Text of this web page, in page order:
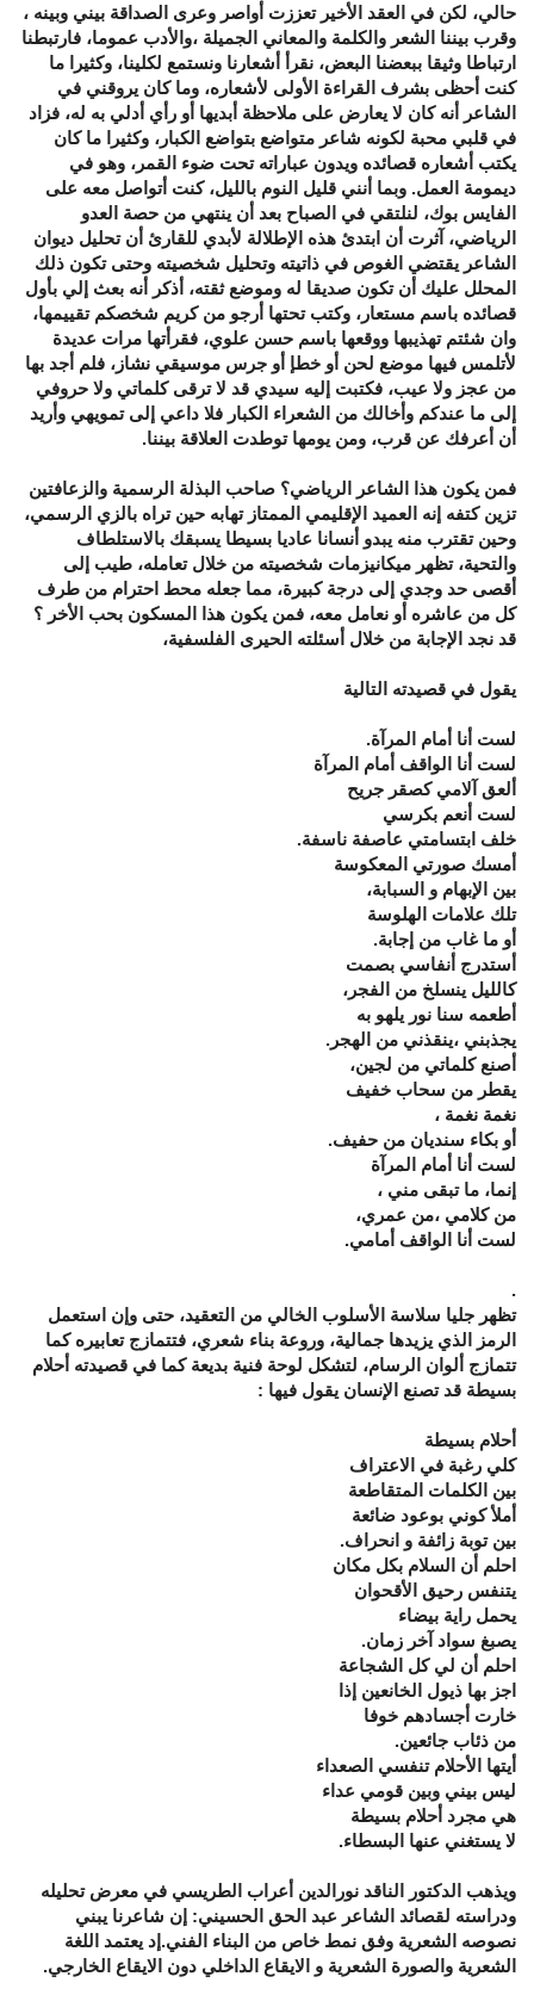
حالي، لكن في العقد الأخير تعززت أواصر وعرى الصداقة بيني وبينه ،
وقرب بيننا الشعر والكلمة والمعاني الجميلة ،والأدب عموما، فارتبطنا
ارتباطا وثيقا ببعضنا البعض، نقرأ أشعارنا ونستمع لكلينا، وكثيرا ما
كنت أحظى بشرف القراءة الأولى لأشعاره، وما كان يروقني في
الشاعر أنه كان لا يعارض على ملاحظة أبديها أو رأي أدلي به له، فزاد
في قلبي محبة لكونه شاعر متواضع بتواضع الكبار، وكثيرا ما كان
يكتب أشعاره قصائده ويدون عباراته تحت ضوء القمر، وهو في
ديمومة العمل. وبما أنني قليل النوم بالليل، كنت أتواصل معه على
الفايس بوك، لنلتقي في الصباح بعد أن ينتهي من حصة العدو
الرياضي، آثرت أن ابتدئ هذه الإطلالة لأبدي للقارئ أن تحليل ديوان
الشاعر يقتضي الغوص في ذاتيته وتحليل شخصيته وحتى تكون ذلك
المحلل عليك أن تكون صديقا له وموضع ثقته، أذكر أنه بعث إلي بأول
قصائده باسم مستعار، وكتب تحتها أرجو من كريم شخصكم تقييمها،
وان شئتم تهذيبها ووقعها باسم حسن علوي، فقرأتها مرات عديدة
لأتلمس فيها موضع لحن أو خطإ أو جرس موسيقي نشاز، فلم أجد بها
من عجز ولا عيب، فكتبت إليه سيدي قد لا ترقى كلماتي ولا حروفي
إلى ما عندكم وأخالك من الشعراء الكبار فلا داعي إلى تمويهي وأريد
أن أعرفك عن قرب، ومن يومها توطدت العلاقة بيننا.
فمن يكون هذا الشاعر الرياضي؟ صاحب البذلة الرسمية والزعافتين
تزين كتفه إنه العميد الإقليمي الممتاز تهابه حين تراه بالزي الرسمي،
وحين تقترب منه يبدو أنسانا عاديا بسيطا يسبقك بالاستلطاف
والتحية، تظهر ميكانيزمات شخصيته من خلال تعامله، طيب إلى
أقصى حد وجدي إلى درجة كبيرة، مما جعله محط احترام من طرف
كل من عاشره أو نعامل معه، فمن يكون هذا المسكون بحب الأخر ؟
قد نجد الإجابة من خلال أسئلته الحيرى الفلسفية،
يقول في قصيدته التالية
لست أنا أمام المرآة.
لست أنا الواقف أمام المرآة
ألعق آلامي كصقر جريح
لست أنعم بكرسي
خلف ابتسامتي عاصفة ناسفة.
أمسك صورتي المعكوسة
بين الإبهام و السبابة،
تلك علامات الهلوسة
أو ما غاب من إجابة.
أستدرج أنفاسي بصمت
كالليل ينسلخ من الفجر،
أطعمه سنا نور يلهو به
يجذبني ،ينقذني من الهجر.
أصنع كلماتي من لجين،
يقطر من سحاب خفيف
نغمة نغمة ،
أو بكاء سنديان من حفيف.
لست أنا أمام المرآة
إنما، ما تبقى مني ،
من كلامي ،من عمري،
لست أنا الواقف أمامي.
.
تظهر جليا سلاسة الأسلوب الخالي من التعقيد، حتى وإن استعمل
الرمز الذي يزيدها جمالية، وروعة بناء شعري، فتتمازج تعابيره كما
تتمازج ألوان الرسام، لتشكل لوحة فنية بديعة كما في قصيدته أحلام
بسيطة قد تصنع الإنسان يقول فيها :
أحلام بسيطة
كلي رغبة في الاعتراف
بين الكلمات المتقاطعة
أملأ كوني بوعود ضائعة
بين توبة زائفة و انحراف.
احلم أن السلام بكل مكان
يتنفس رحيق الأقحوان
يحمل راية بيضاء
يصبغ سواد آخر زمان.
احلم أن لي كل الشجاعة
اجز بها ذيول الخانعين إذا
خارت أجسادهم خوفا
من ذئاب جائعين.
أيتها الأحلام تنفسي الصعداء
ليس بيني وبين قومي عداء
هي مجرد أحلام بسيطة
لا يستغني عنها البسطاء.
ويذهب الدكتور الناقد نورالدين أعراب الطريسي في معرض تحليله
ودراسته لقصائد الشاعر عبد الحق الحسيني: إن شاعرنا يبني
نصوصه الشعرية وفق نمط خاص من البناء الفني.إد يعتمد اللغة
الشعرية والصورة الشعرية و اﻻيقاع الداخلي دون اﻻيقاع الخارجي.